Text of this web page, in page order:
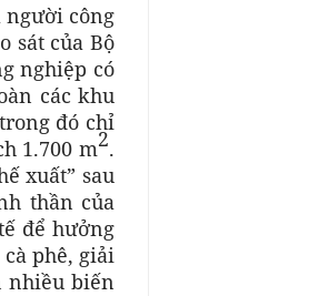
người công
sát của Bộ
nghiệp có
các khu
đó chỉ
1.700 m2.
xuất” sau
thần của
để hưởng
phê, giải
nhiều biến